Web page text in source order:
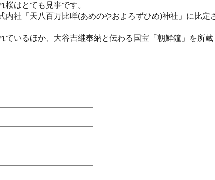
桜はとても見事です。
社「天八百万比咩(あめのやおよろずひめ)神社」に比定
いるほか、大谷吉継奉納と伝わる国宝「朝鮮鐘」を所蔵